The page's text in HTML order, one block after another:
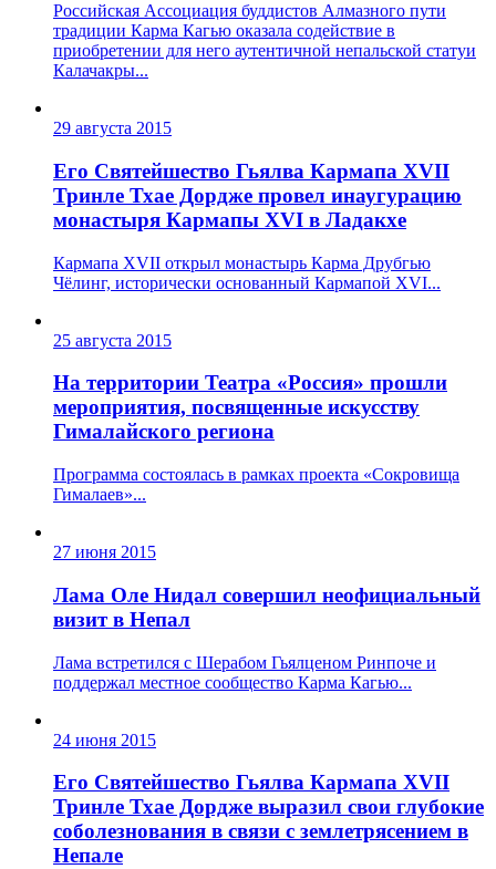
Российская Ассоциация буддистов Алмазного пути
традиции Карма Кагью оказала содействие в
приобретении для него аутентичной непальской статуи
Калачакры...
29 августа 2015
Его Святейшество Гьялва Кармапа XVII
Тринле Тхае Дордже провел инаугурацию
монастыря Кармапы XVI в Ладакхе
Кармапа XVII открыл монастырь Карма Друбгью
Чёлинг, исторически основанный Кармапой XVI...
25 августа 2015
На территории Театра «Россия» прошли
мероприятия, посвященные искусству
Гималайского региона
Программа состоялась в рамках проекта «Сокровища
Гималаев»...
27 июня 2015
Лама Оле Нидал совершил неофициальный
визит в Непал
Лама встретился с Шерабом Гьялценом Ринпоче и
поддержал местное сообщество Карма Кагью...
24 июня 2015
Его Святейшество Гьялва Кармапа XVII
Тринле Тхае Дордже выразил свои глубокие
соболезнования в связи с землетрясением в
Непале